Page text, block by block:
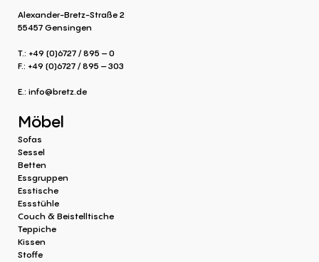
Alexander-Bretz-Straße 2
55457 Gensingen
T.: +49 (0)6727 / 895 – 0
F.: +49 (0)6727 / 895 – 303
E.: info@bretz.de
Möbel
Sofas
Sessel
Betten
Essgruppen
Esstische
Essstühle
Couch & Beistelltische
Teppiche
Kissen
Stoffe